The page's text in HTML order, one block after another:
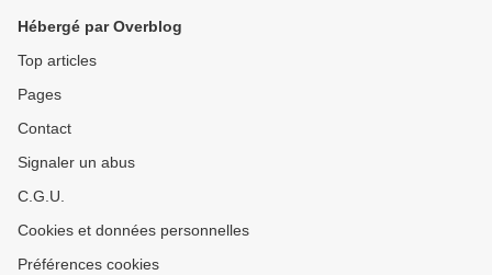
Hébergé par Overblog
Top articles
Pages
Contact
Signaler un abus
C.G.U.
Cookies et données personnelles
Préférences cookies